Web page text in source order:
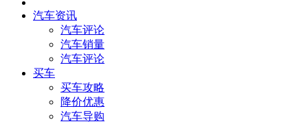
汽车资讯
汽车评论
汽车销量
汽车评论
买车
买车攻略
降价优惠
汽车导购